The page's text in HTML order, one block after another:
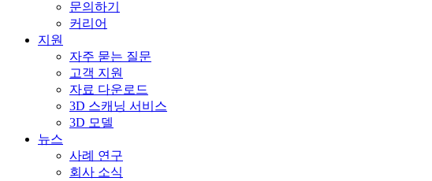
문의하기
커리어
지원
자주 묻는 질문
고객 지원
자료 다운로드
3D 스캐닝 서비스
3D 모델
뉴스
사례 연구
회사 소식